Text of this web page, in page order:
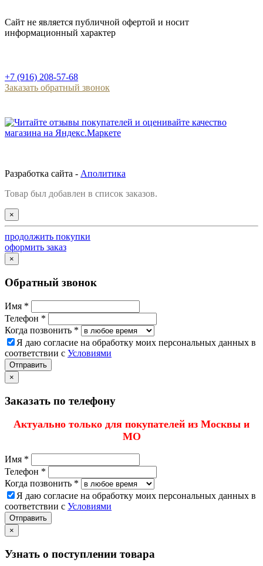
Сайт не является публичной офертой и носит
информационный характер
+7 (916) 208-57-68
Заказать обратный звонок
Разработка сайта - Аполитика
Товар был добавлен в список заказов.
×
продолжить покупки
оформить заказ
×
Обратный звонок
Имя *
Телефон *
Когда позвонить *
Я даю согласие на обработку моих персональных данных в
соответствии с Условиями
Отправить
×
Заказать по телефону
Актуально только для покупателей из Москвы и
МО
Имя *
Телефон *
Когда позвонить *
Я даю согласие на обработку моих персональных данных в
соответствии с Условиями
Отправить
×
Узнать о поступлении товара